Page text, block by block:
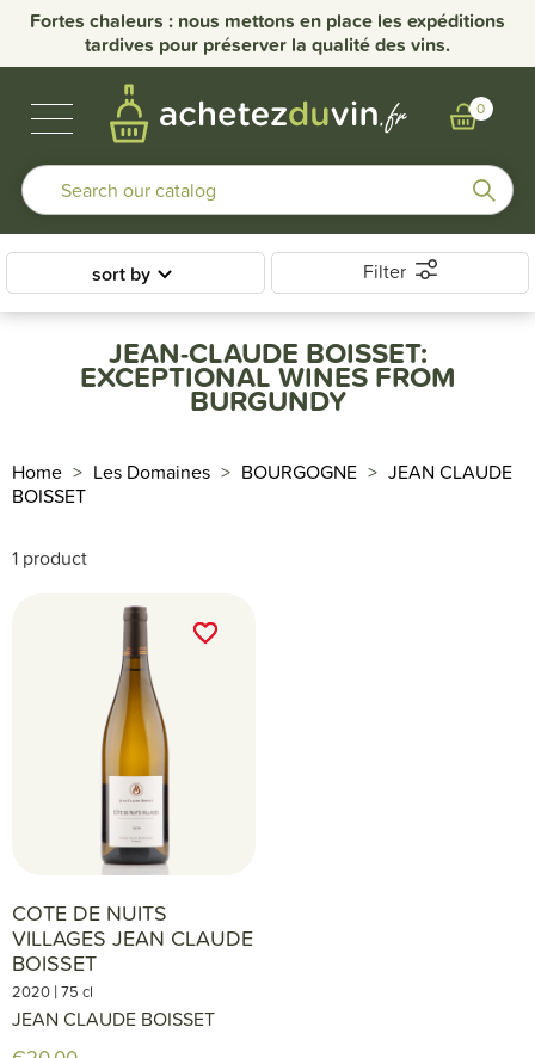
Fortes chaleurs : nous mettons en place les expéditions
tardives pour préserver la qualité des vins.
0
BURGUNDY WINES
OUR DOMAINS
OTHER REGIONS
BUBBLES & SPIRITS
sort by Filter
Home Les Domaines BOURGOGNE
JEAN CLAUDE
BOISSET
JEAN-CLAUDE BOISSET:
EXCEPTIONAL WINES FROM
BURGUNDY
1 product
COTE DE NUITS
VILLAGES JEAN CLAUDE
BOISSET
2020 |75 cl
JEAN CLAUDE BOISSET
favorite_border
favorite_border